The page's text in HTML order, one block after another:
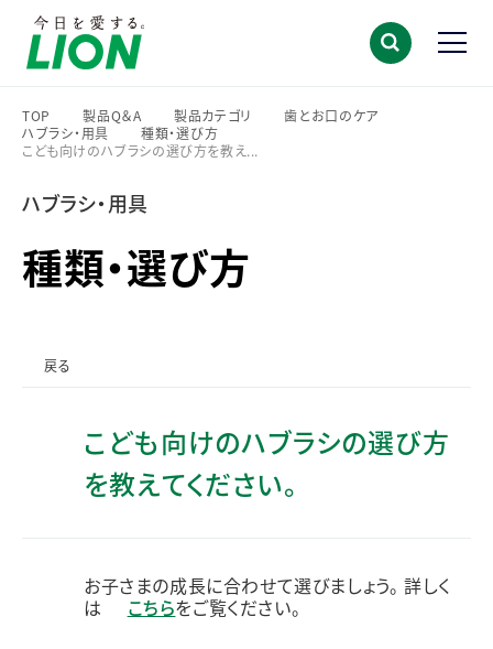
TOP
>
製品Q＆A
>
製品カテゴリ
歯とお口のケア
ハブラシ・用具
>
種類・選び方
>
こども向けのハブラシの選び方を教え...
ハブラシ・用具
種類・選び方
戻る
こども向けのハブラシの選び方
を教えてください。
お子さまの成長に合わせて選びましょう。 詳しく
は
こちらをご覧ください。